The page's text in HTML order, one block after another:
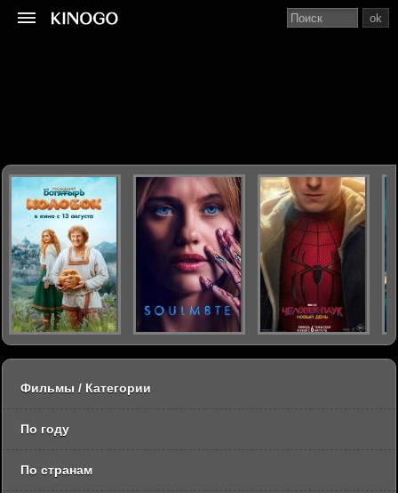
ok
Фильмы / Категории
По году
По странам